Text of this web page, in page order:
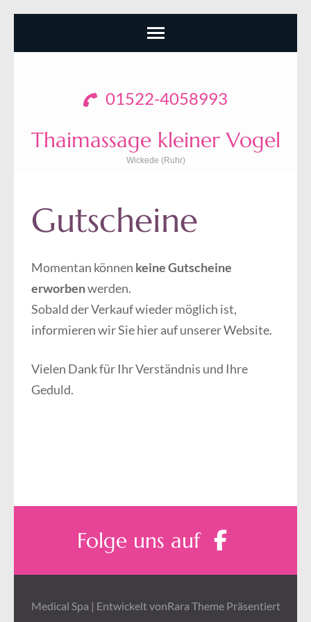
drücken)
01522-4058993
Thaimassage kleiner Vogel
Wickede (Ruhr)
Gutscheine
Momentan können keine Gutscheine
erworbenwerden.
Sobald der Verkauf wieder möglich ist,
informieren wir Sie hier auf unserer Website.
Vielen Dank für Ihr Verständnis und Ihre
Geduld.
Folge uns auf
Medical Spa | Entwickelt vonRara ThemePräsentiert